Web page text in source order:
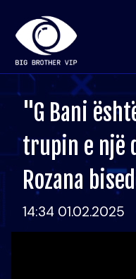
"G Bani
trupin e një
Rozana
14:34 01.02.2025